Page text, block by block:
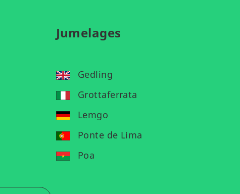
Jumelages
Gedling
Grottaferrata
Lemgo
Ponte de Lima
Poa